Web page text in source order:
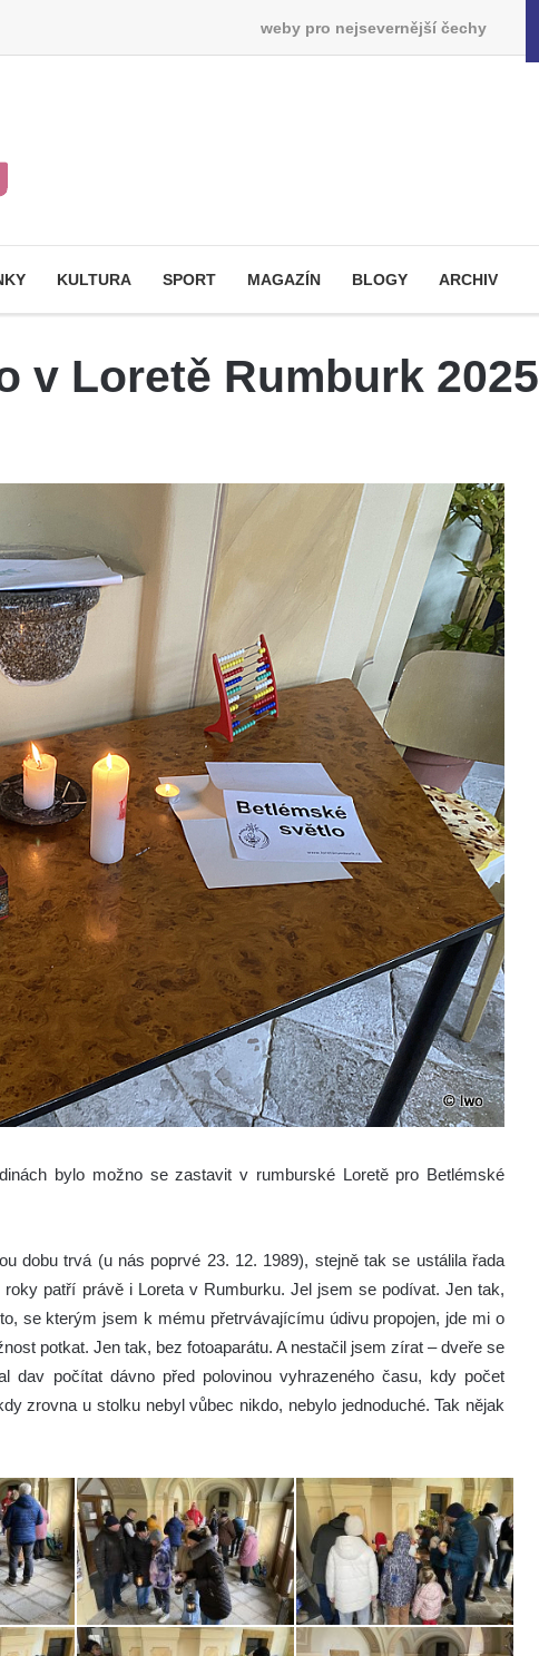
weby pro nejsevernější čechy
KULTURA SPORT MAGAZÍN BLOGY ARCHIV
v Loretě Rumburk 2025
bylo možno se zastavit v rumburské Loretě pro Betlémské
dobu trvá (u nás poprvé 23. 12. 1989), stejně tak se ustálila řada
patří právě i Loreta v Rumburku. Jel jsem se podívat. Jen tak,
se kterým jsem k mému přetrvávajícímu údivu propojen, jde mi o
potkat. Jen tak, bez fotoaparátu. A nestačil jsem zírat – dveře se
dav počítat dávno před polovinou vyhrazeného času, kdy počet
zrovna u stolku nebyl vůbec nikdo, nebylo jednoduché. Tak nějak